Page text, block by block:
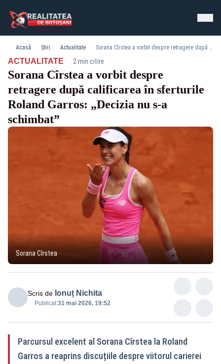
Acasă Știri Actualitate Sorana Cîrstea a vorbit despre retragere după calificarea în sferturile Roland Garros: „Decizia nu s-a schimbat”
ACTUALITATE· 2 min citire
Sorana Cîrstea a vorbit despre
retragere după calificarea în sferturile
Roland Garros: „Decizia nu s-a
schimbat”
Sorana Cîrstea
Scris de Ionuț Nichita
Publicat:31 mai 2026, 19:52
Parcursul excelent al Sorana Cîrstea la Roland
Garros a reaprins discuțiile despre viitorul carierei